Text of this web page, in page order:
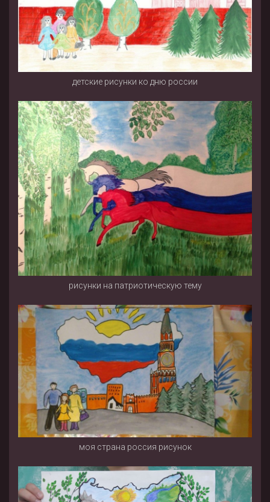
детские рисунки ко дню россии
рисунки на патриотическую тему
моя страна россия рисунок